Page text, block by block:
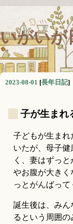
いがいが
2023-08-01 [長年日記]
子が生まれ
子どもが生まれ
いたが、母子
く、妻はずっ
やお腹が大き
っとがんばって
誕生後は、み
るという周囲